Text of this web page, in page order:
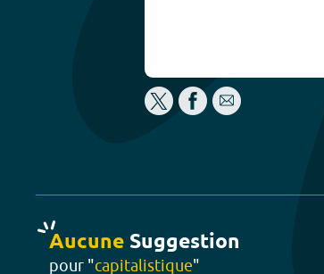
Aucune Suggestion
pour "capitalistique"